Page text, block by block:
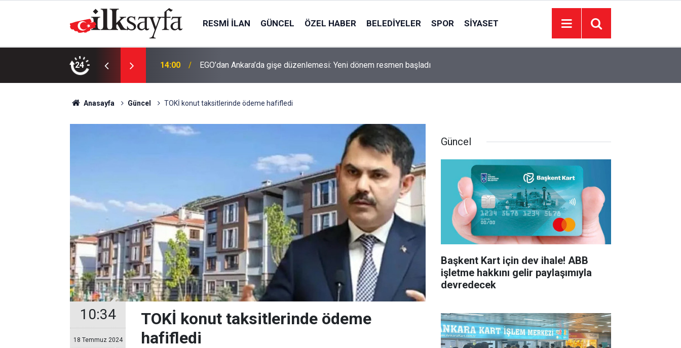
RESMI İLAN GÜNCEL ÖZEL HABER BELEDIYELER SPOR SIYASET
24
hakkını gelir paylaşımıyla
14:00 EGO’dan Ankara’da gişe düzenlemesi: Yeni dönem resmen başladı
Anasayfa Güncel TOKİ konut taksitlerinde ödeme hafifledi
10:34
18 Temmuz 2024
TOKİ konut taksitlerinde ödeme
hafifledi
Güncel
Başkent Kart için dev ihale! ABB
işletme hakkını gelir paylaşımıyla
devredecek